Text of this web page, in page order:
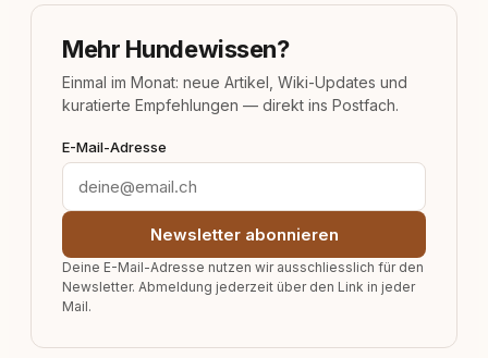
Mehr Hundewissen?
Einmal im Monat: neue Artikel, Wiki-Updates und
kuratierte Empfehlungen — direkt ins Postfach.
E-Mail-Adresse
Newsletter abonnieren
Deine E-Mail-Adresse nutzen wir ausschliesslich für den
Newsletter. Abmeldung jederzeit über den Link in jeder
Mail.